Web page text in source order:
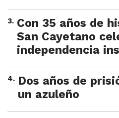
3. Con 35 años de
San Cayetano
independencia
4. Dos años de
un azuleño